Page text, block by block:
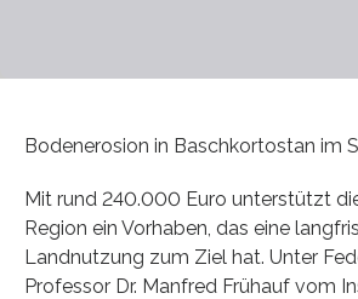
Bodenerosion in Baschkortostan im
Mit rund 240.000 Euro unterstützt
Region ein Vorhaben, das eine
Landnutzung zum Ziel hat. Unter
Professor Dr. Manfred Frühauf vom